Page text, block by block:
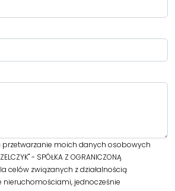
przetwarzanie moich danych osobowych
- SPÓŁKA Z OGRANICZONĄ
celów związanych z działalnością
jednocześnie